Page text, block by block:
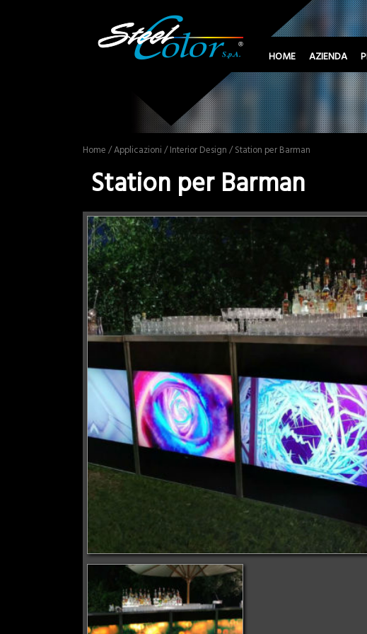
HOME AZIENDA
Home /Applicazioni /Interior Design / Station per Barman
Station per Barman